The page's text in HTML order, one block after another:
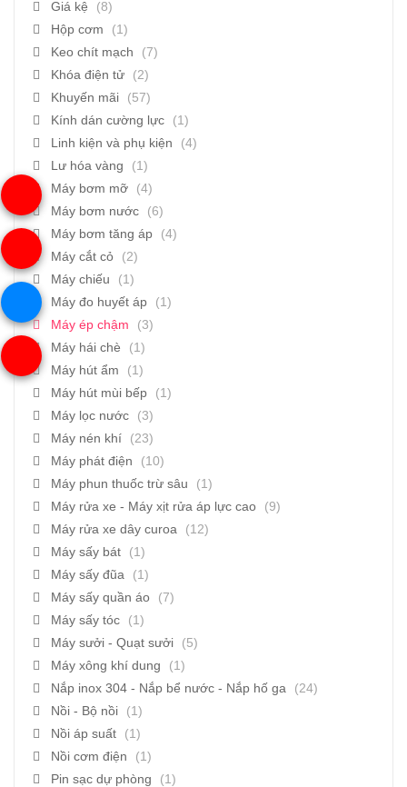
Giá kệ
(8)
Hộp cơm
(1)
Keo chít mạch
(7)
Khóa điện tử
(2)
Khuyến mãi
(57)
Kính dán cường lực
(1)
Linh kiện và phụ kiện
(4)
Lư hóa vàng
(1)
Máy bơm mỡ
(4)
Máy bơm nước
(6)
Máy bơm tăng áp
(4)
Máy cắt cỏ
(2)
Máy chiếu
(1)
Máy đo huyết áp
(1)
Máy ép chậm
(3)
Máy hái chè
(1)
Máy hút ẩm
(1)
Máy hút mùi bếp
(1)
Máy lọc nước
(3)
Máy nén khí
(23)
Máy phát điện
(10)
Máy phun thuốc trừ sâu
(1)
Máy rửa xe - Máy xịt rửa áp lực cao
(9)
Máy rửa xe dây curoa
(12)
Máy sấy bát
(1)
Máy sấy đũa
(1)
Máy sấy quần áo
(7)
Máy sấy tóc
(1)
Máy sưởi - Quạt sưởi
(5)
Máy xông khí dung
(1)
Nắp inox 304 - Nắp bể nước - Nắp hố ga
(24)
Nồi - Bộ nồi
(1)
Nồi áp suất
(1)
Nồi cơm điện
(1)
Pin sạc dự phòng
(1)